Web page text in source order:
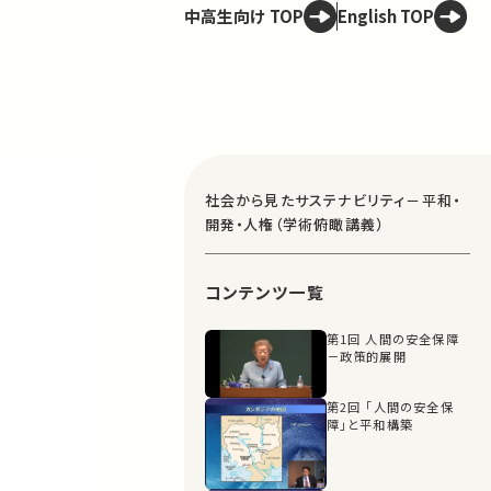
中高生向け TOP English TOP
社会から見たサステナビリティ－平和・
開発・人権（学術俯瞰講義）
コンテンツ一覧
第1回 人間の安全保障
－政策的展開
第2回 ｢人間の安全保
障｣と平和構築